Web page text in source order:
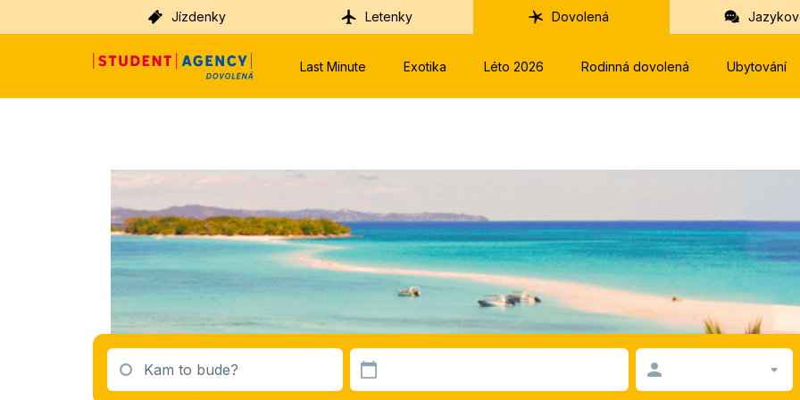
Jízdenky Letenky Dovolená
Last Minute Exotika Léto 2026 Rodinná dovolená Ubytování
Kam to bude?